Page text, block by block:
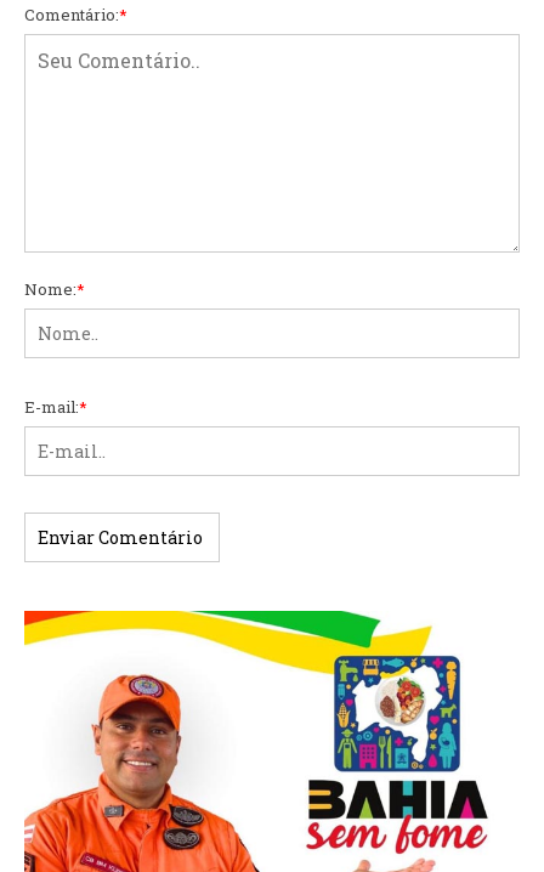
Comentário:*
Nome:*
E-mail:*